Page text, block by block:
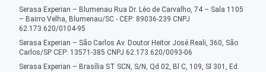
Serasa Experian – Blumenau Rua Dr. Léo de Carvalho, 74 – Sala 1105
– Bairro Velha, Blumenau/SC - CEP: 89036-239 CNPJ
62.173.620/0104-95
Serasa Experian – São Carlos Av. Doutor Heitor José Reali, 360, São
Carlos/SP CEP: 13571-385 CNPJ 62.173.620/0093-06
Serasa Experian – Brasília ST SCN, S/N, Qd 02, Bl C, 109, Sl 301, Ed.